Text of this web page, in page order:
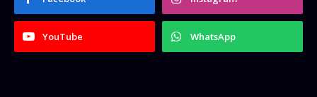
YouTube WhatsApp